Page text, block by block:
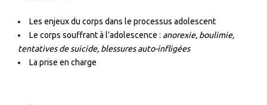
Les enjeux du corps dans le processus adolescent
Le corps souffrant à l’adolescence : anorexie, boulimie,
tentatives de suicide, blessures auto-infligées
La prise en charge